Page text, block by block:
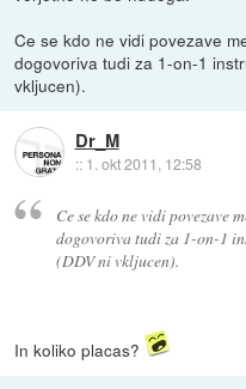
Ce se kdo ne vidi povezave
dogovoriva tudi za 1-on-1
vkljucen).
Dr_M
:: 1. okt 2011, 12:58
Ce se kdo ne vidi povezave
dogovoriva tudi za 1-on-1
(DDV ni vkljucen).
In koliko placas?